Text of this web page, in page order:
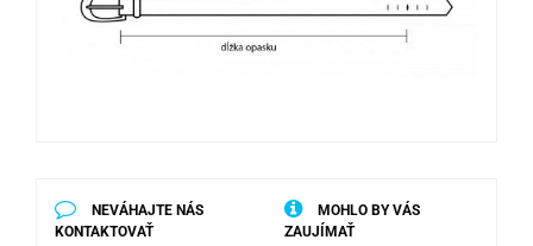
NEVÁHAJTE NÁS
KONTAKTOVAŤ
MOHLO BY VÁS
ZAUJÍMAŤ